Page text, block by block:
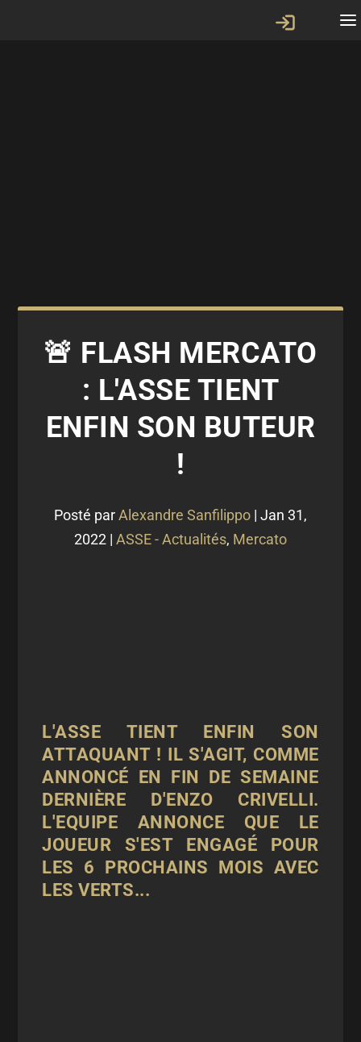
🚨 FLASH MERCATO
: L'ASSE TIENT
ENFIN SON BUTEUR
!
Posté parAlexandre Sanfilippo | Jan 31,
2022 | ASSE - Actualités, Mercato
L'ASSE TIENT ENFIN SON
ATTAQUANT ! IL S'AGIT, COMME
ANNONCÉ EN FIN DE SEMAINE
DERNIÈRE D'ENZO CRIVELLI.
L'EQUIPE ANNONCE QUE LE
JOUEUR S'EST ENGAGÉ POUR
LES 6 PROCHAINS MOIS AVEC
LES VERTS...